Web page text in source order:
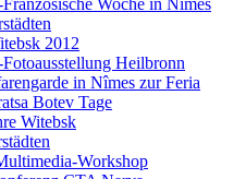
Woche in Nîmes
2012
Heilbronn
in Nîmes zur Feria
Botev Tage
Witebsk
Workshop